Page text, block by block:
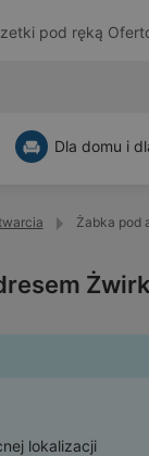
pod ręką
Dla domu i
Żabka pod
lokalizacji